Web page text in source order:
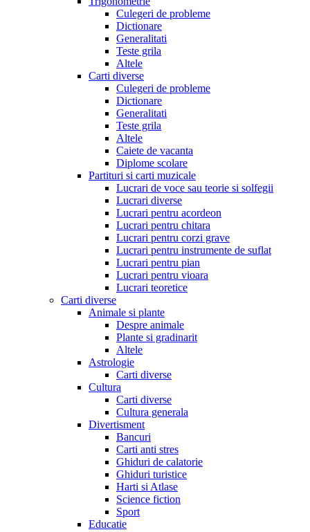
Culegeri de probleme
Dictionare
Generalitati
Teste grila
Altele
Carti diverse
Culegeri de probleme
Dictionare
Generalitati
Teste grila
Altele
Caiete de vacanta
Diplome scolare
Partituri si carti muzicale
Lucrari de voce sau teorie si solfegii
Lucrari diverse
Lucrari pentru acordeon
Lucrari pentru chitara
Lucrari pentru corzi grave
Lucrari pentru instrumente de suflat
Lucrari pentru pian
Lucrari pentru vioara
Lucrari teoretice
Carti diverse
Animale si plante
Despre animale
Plante si gradinarit
Altele
Astrologie
Carti diverse
Cultura
Carti diverse
Cultura generala
Divertisment
Bancuri
Carti anti stres
Ghiduri de calatorie
Ghiduri turistice
Harti si Atlase
Science fiction
Sport
Educatie